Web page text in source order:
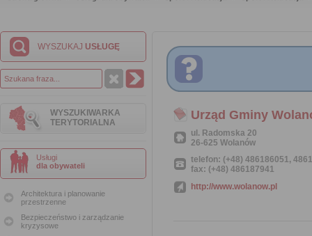
WYSZUKAJ USŁUGĘ
WYSZUKIWARKA
TERYTORIALNA
Usługi
dla obywateli
Architektura i planowanie
przestrzenne
Bezpieczeństwo i zarządzanie
kryzysowe
Urząd Gminy
ul. Radomska 20
26-625 Wolanów
telefon: (+48) 486186051,
fax: (+48) 486187941
http://www.wolanow.pl